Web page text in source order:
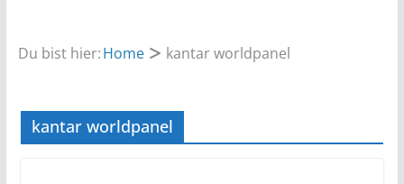
Du bist hier:Home kantar worldpanel
kantar worldpanel